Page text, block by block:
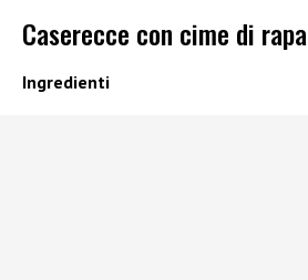
Caserecce con cime di rapa
Ingredienti